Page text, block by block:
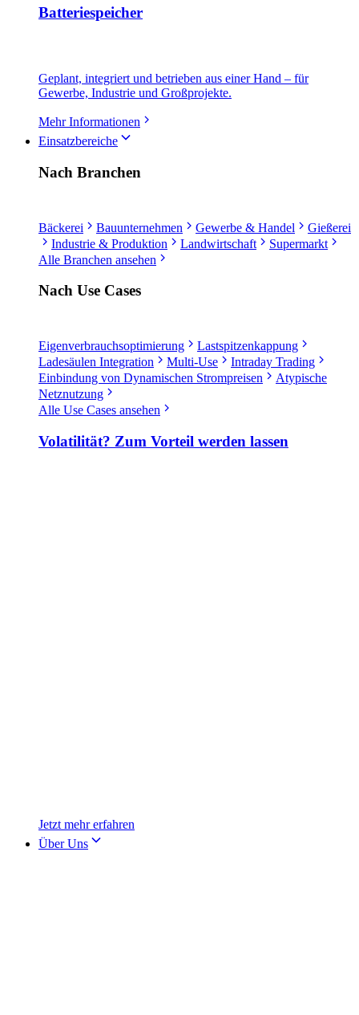
Batteriespeicher
Geplant, integriert und betrieben aus einer Hand – für
Gewerbe, Industrie und Großprojekte.
Mehr Informationen
Einsatzbereiche
Nach Branchen
Bäckerei Bauunternehmen Gewerbe & Handel
Gießerei
Industrie & Produktion
Landwirtschaft
Supermarkt
Alle Branchen ansehen
Nach Use Cases
Eigenverbrauchsoptimierung
Lastspitzenkappung
Ladesäulen Integration
Multi-Use
Intraday Trading
Einbindung von Dynamischen Strompreisen
Atypische
Netznutzung
Alle Use Cases ansehen
Volatilität? Zum Vorteil werden lassen
Jetzt mehr erfahren
Über Uns